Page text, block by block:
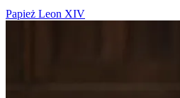
Papież Leon XIV